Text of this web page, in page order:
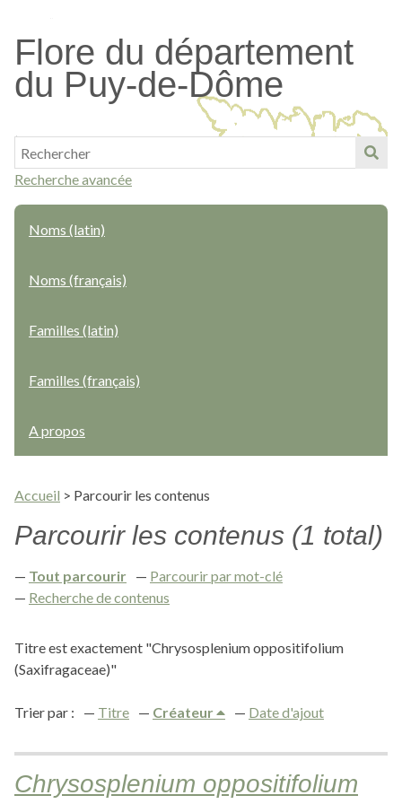
contenu
principal
Flore du département
du Puy-de-Dôme
Recherche avancée
Noms (latin)
Noms (français)
Familles (latin)
Familles (français)
A propos
Accueil > Parcourir les contenus
Parcourir les contenus (1 total)
Tout parcourir
Parcourir par mot-clé
Recherche de contenus
Titre est exactement "Chrysosplenium oppositifolium
(Saxifragaceae)"
Trier par : Titre Créateur Date d'ajout
Chrysosplenium oppositifolium